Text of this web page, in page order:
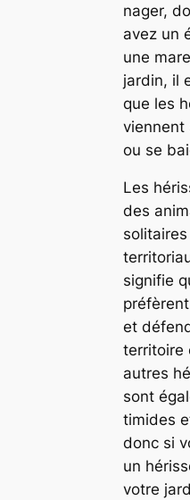
nager,
avez un
une
jardin, il
que les
viennent
ou se
Les
des
signifie
et
territoire
autres
sont
timides
donc si
un
votre